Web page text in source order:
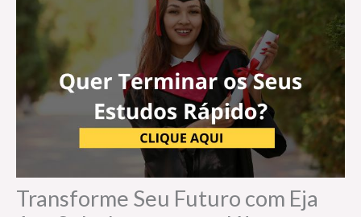
Transforme Seu Futuro com Eja